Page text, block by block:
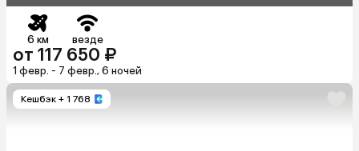
6 км везде
от 117 650 ₽
1 февр. - 7 февр., 6 ночей
Кешбэк + 1 768